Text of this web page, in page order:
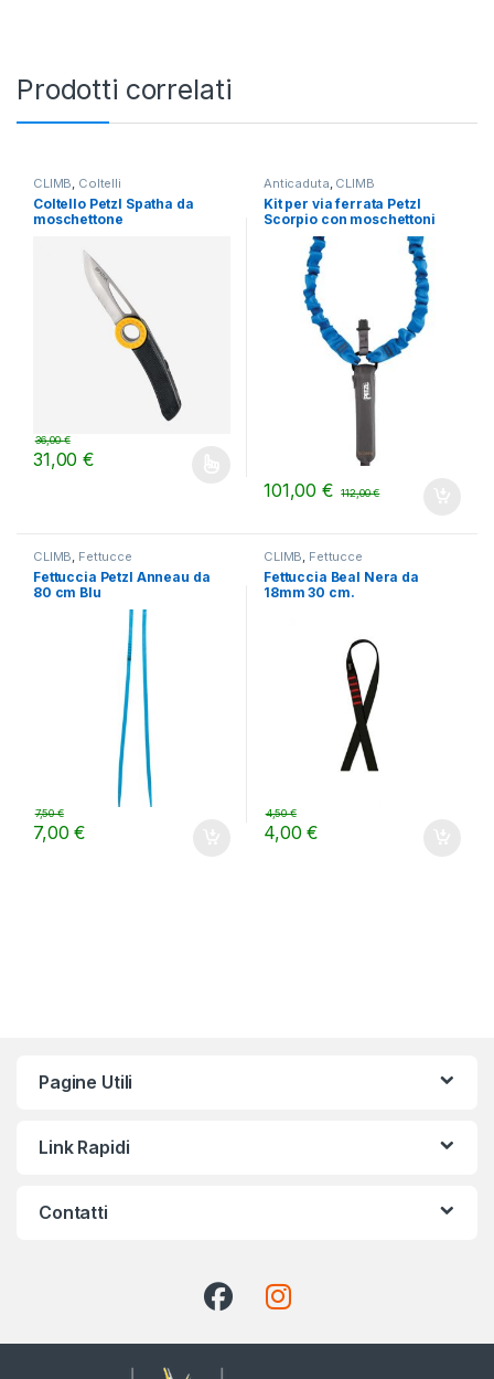
Prodotti correlati
CLIMB, Coltelli
Coltello Petzl Spatha da
moschettone
31,00€
36,00€
Questo prodotto ha più varianti. Le opzioni possono essere
Anticaduta, CLIMB
Kit per via ferrata Petzl
Scorpio con moschettoni
Vertigo
101,00€ 112,00€
CLIMB, Fettucce
Fettuccia Petzl Anneau da
80 cm Blu
7,00€
7,50€
CLIMB, Fettucce
Fettuccia Beal Nera da
18mm 30 cm.
4,00€
4,50€
Pagine Utili
Link Rapidi
Contatti